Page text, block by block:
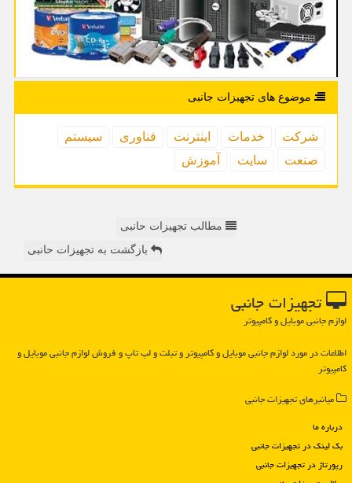
موضوع های تجهیزات جانبی
شركت خدمات اینترنت فناوری
سیستم
صنعت
سایت آموزش
مطالب تجهیزات حانبی
بازگشت به تجهیزات حانبی
تجهیزات جانبی
لوازم جانبی موبایل و کامپیوتر
اطلاعات در مورد لوازم جانبی موبایل و كامپیوتر و تبلت و لپ تاپ و فروش لوازم جانبی موبایل و
كامپیوتر
میانبرهای تجهیزات جانبی
درباره ما
بک لینک در تجهیزات جانبی
رپورتاژ در تجهیزات جانبی